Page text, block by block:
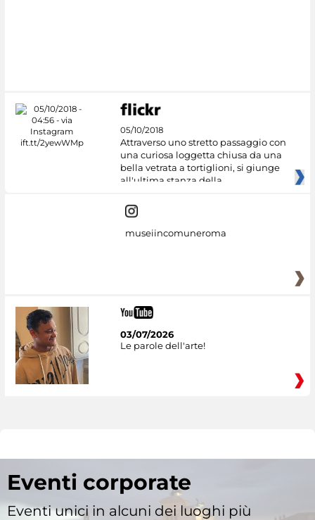
05/10/2018
Attraverso uno stretto passaggio con
una curiosa loggetta chiusa da una
bella vetrata a tortiglioni, si giunge
all'ultima stanza della
museiincomuneroma
03/07/2026
Le parole dell'arte!
Eventi corporate
Eventi unici in alcuni dei luoghi più